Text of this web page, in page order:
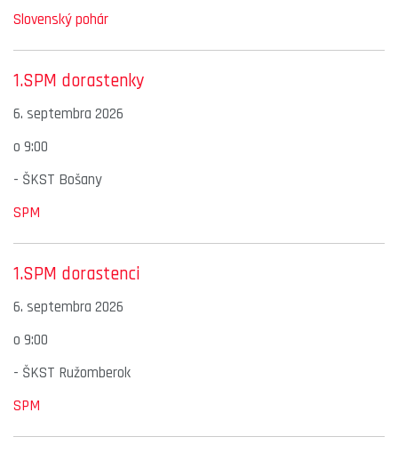
Slovenský pohár
1.SPM dorastenky
6. septembra 2026
o 9:00
- ŠKST Bošany
SPM
1.SPM dorastenci
6. septembra 2026
o 9:00
- ŠKST Ružomberok
SPM